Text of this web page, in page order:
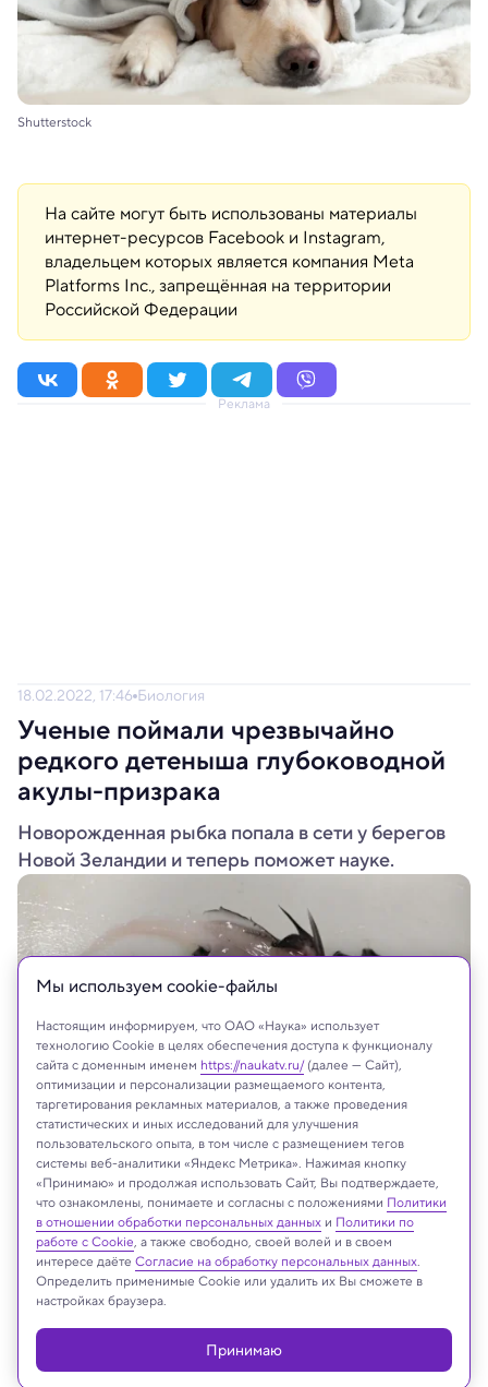
Shutterstock
На сайте могут быть использованы материалы
интернет-ресурсов Facebook и Instagram,
владельцем которых является компания Meta
Platforms Inc., запрещённая на территории
Российской Федерации
Реклама
18.02.2022, 17:46 Биология
Ученые поймали чрезвычайно
редкого детеныша глубоководной
акулы-призрака
Новорожденная рыбка попала в сети у берегов
Новой Зеландии и теперь поможет науке.
Национальный институт водных и атмосферных исследований Новой
Зеландии
На сайте могут быть использованы материалы
интернет-ресурсов Facebook и Instagram,
владельцем которых является компания Meta
Platforms Inc., запрещённая на территории
Российской Федерации
Мы используем сookie-файлы
Принимаю
Настоящим информируем, что ОАО «Наука» использует
технологию Cookie в целях обеспечения доступа к функционалу
сайта с доменным именем https://naukatv.ru/(далее — Сайт),
оптимизации и персонализации размещаемого контента,
таргетирования рекламных материалов, а также проведения
статистических и иных исследований для улучшения
пользовательского опыта, в том числе с размещением тегов
системы веб-аналитики «Яндекс Метрика». Нажимая кнопку
«Принимаю» и продолжая использовать Сайт, Вы подтверждаете,
что ознакомлены, понимаете и согласны с положениями Политики
в отношении обработки персональных данных и Политики по
работе с Cookie, а также свободно, своей волей и в своем
интересе даёте Согласие на обработку персональных данных.
Определить применимые Cookie или удалить их Вы сможете в
настройках браузера.